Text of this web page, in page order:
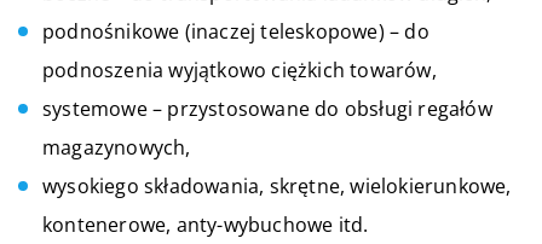
podnośnikowe (inaczej teleskopowe) – do
podnoszenia wyjątkowo ciężkich towarów,
systemowe – przystosowane do obsługi regałów
magazynowych,
wysokiego składowania, skrętne, wielokierunkowe,
kontenerowe, anty-wybuchowe itd.